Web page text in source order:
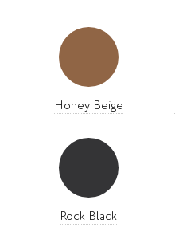
Honey Beige
Rock Black